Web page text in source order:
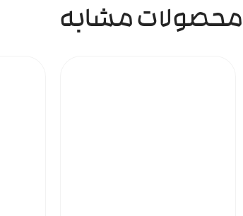
محصولات مشابه